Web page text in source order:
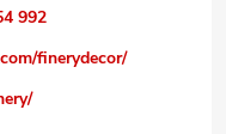
992
finerydecor/